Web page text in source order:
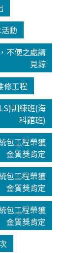
動
不便之處請
見諒
修工程
訓練班(海
科館班)
包工程榮獲
金質獎肯定
包工程榮獲
金質獎肯定
包工程榮獲
金質獎肯定